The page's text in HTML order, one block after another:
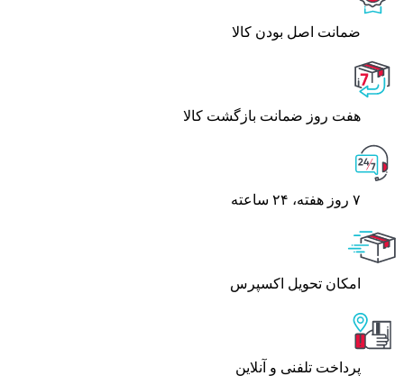
ﺿﻤﺎﻧﺖ اﺻﻞ ﺑﻮدن ﮐﺎﻟﺎ
هفت روز ضمانت بازگشت کالا
۷ روز ﻫﻔﺘﻪ، ۲۴ ﺳﺎﻋﺘﻪ
اﻣﮑﺎن ﺗﺤﻮﯾﻞ اﮐﺴﭙﺮس
پرداخت تلفنی و آنلاین